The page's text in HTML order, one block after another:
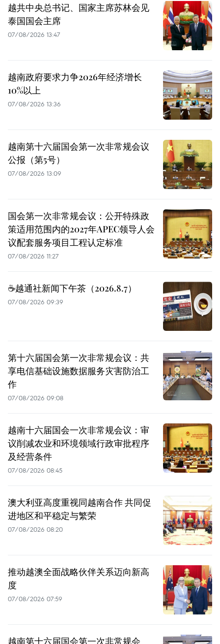
越共中央总书记、国家主席苏林会见
泰国国会主席
07/08/2026 13:47
越南政府要求力争2026年经济增长
10%以上
07/08/2026 13:36
越南第十六届国会第一次非常规会议
公报（第5号）
07/08/2026 13:09
国会第一次非常规会议：公开特殊政
策适用范围内的2027年APEC领导人会
议配套服务项目工程认定标准
07/08/2026 11:27
☕️越通社新闻下午茶（2026.8.7）
07/08/2026 09:39
第十六届国会第一次非常规会议：共
享电信基础设施数据服务灾害防治工
作
07/08/2026 09:08
越南十六届国会一次非常规会议：审
议削减农业和环境领域行政审批程序
及经营条件
07/08/2026 08:45
澳大利亚高度重视同越南合作 共同促
进地区和平稳定与繁荣
07/08/2026 08:20
推动越澳全面战略伙伴关系迈向新高
度
07/08/2026 07:59
越南第十六届国会第一次非常规会